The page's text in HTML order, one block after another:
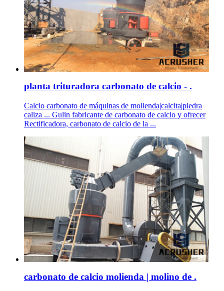
planta trituradora carbonato de calcio - .
Calcio carbonato de máquinas de molienda|calcita|piedra
caliza ... Gulin fabricante de carbonato de calcio y ofrecer
Rectificadora, carbonato de calcio de la ...
carbonato de calcio molienda | molino de .